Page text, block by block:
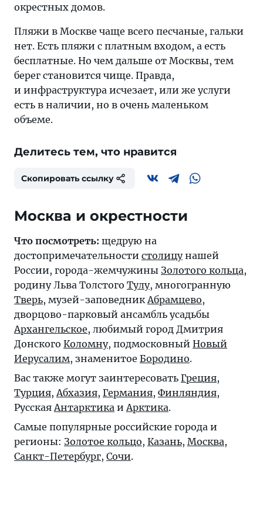
окрестных домов.
Пляжи в Москве чаще всего песчаные, гальки
нет. Есть пляжи с платным входом, а есть
бесплатные. Но чем дальше от Москвы, тем
берег становится чище. Правда,
и инфраструктура исчезает, или же услуги
есть в наличии, но в очень маленьком
объеме.
Делитесь тем, что нравится
Скопировать ссылку
Москва и окрестности
Что посмотреть: щедрую на
достопримечательности столицунашей
России, города-жемчужины Золотого кольца,
родину Льва Толстого Тулу, многогранную
Тверь, музей-заповедник Абрамцево,
дворцово-парковый ансамбль усадьбы
Архангельское, любимый город Дмитрия
Донского Коломну, подмосковный Новый
Иерусалим, знаменитое Бородино.
Вас также могут заинтересовать Греция,
Турция, Абхазия, Германия, Финляндия,
Русская Антарктика и Арктика.
Самые популярные российские города и
регионы: Золотое кольцо, Казань, Москва,
Санкт-Петербург, Сочи.